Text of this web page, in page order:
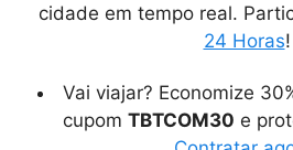
cidade em tempo real.
24 Horas!
Vai viajar? Economize
cupom TBTCOM30 e